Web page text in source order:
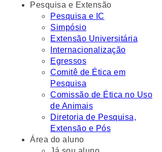
Pesquisa e Extensão
Pesquisa e IC
Simpósio
Extensão Universitária
Internacionalização
Egressos
Comitê de Ética em
Pesquisa
Comissão de Ética no Uso
de Animais
Diretoria de Pesquisa,
Extensão e Pós
Área do aluno